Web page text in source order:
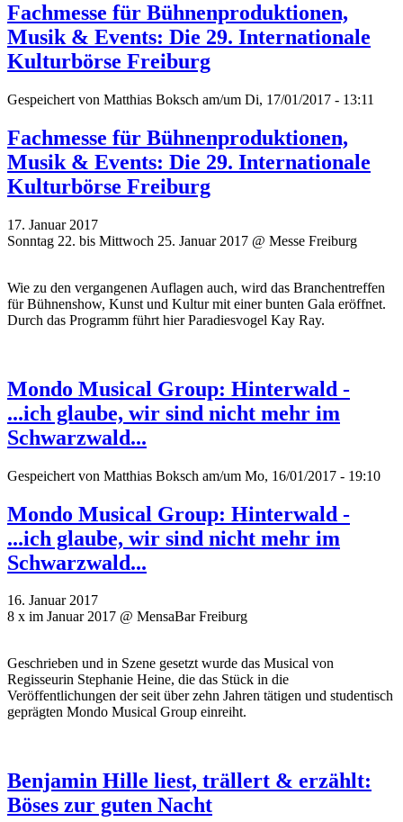
Fachmesse für Bühnenproduktionen,
Musik & Events: Die 29. Internationale
Kulturbörse Freiburg
Gespeichert von Matthias Boksch am/um Di, 17/01/2017 - 13:11
Fachmesse für Bühnenproduktionen,
Musik & Events: Die 29. Internationale
Kulturbörse Freiburg
17. Januar 2017
Sonntag 22. bis Mittwoch 25. Januar 2017 @ Messe Freiburg
Wie zu den vergangenen Auflagen auch, wird das Branchentreffen
für Bühnenshow, Kunst und Kultur mit einer bunten Gala eröffnet.
Durch das Programm führt hier Paradiesvogel Kay Ray.
Mondo Musical Group: Hinterwald -
...ich glaube, wir sind nicht mehr im
Schwarzwald...
Gespeichert von Matthias Boksch am/um Mo, 16/01/2017 - 19:10
Mondo Musical Group: Hinterwald -
...ich glaube, wir sind nicht mehr im
Schwarzwald...
16. Januar 2017
8 x im Januar 2017 @ MensaBar Freiburg
Geschrieben und in Szene gesetzt wurde das Musical von
Regisseurin Stephanie Heine, die das Stück in die
Veröffentlichungen der seit über zehn Jahren tätigen und studentisch
geprägten Mondo Musical Group einreiht.
Benjamin Hille liest, trällert & erzählt:
Böses zur guten Nacht